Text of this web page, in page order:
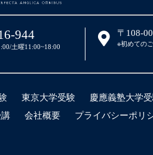
944
土曜11:00~18:00
〒108-
※初めての
東京大学受験 慶應義塾大学
会社概要 プライバシーポリ